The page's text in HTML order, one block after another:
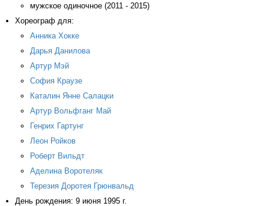
мужское одиночное (2011 - 2015)
Хореограф для:
Анника Хокке
Дарья Данилова
Артур Мэй
София Краузе
Каталин Янне Салацки
Артур Вольфганг Май
Генрих Гартунг
Леон Ройков
Роберт Вильдт
Аделина Воротеляк
Терезия Доротея Грюнвальд
День рождения: 9 июня 1995 г.